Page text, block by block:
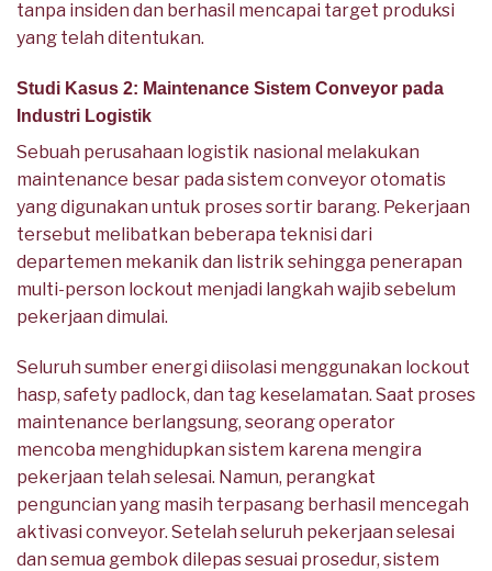
tanpa insiden dan berhasil mencapai target produksi
yang telah ditentukan.
Studi Kasus 2: Maintenance Sistem Conveyor pada
Industri Logistik
Sebuah perusahaan logistik nasional melakukan
maintenance besar pada sistem conveyor otomatis
yang digunakan untuk proses sortir barang. Pekerjaan
tersebut melibatkan beberapa teknisi dari
departemen mekanik dan listrik sehingga penerapan
multi-person lockout menjadi langkah wajib sebelum
pekerjaan dimulai.
Seluruh sumber energi diisolasi menggunakan lockout
hasp, safety padlock, dan tag keselamatan. Saat proses
maintenance berlangsung, seorang operator
mencoba menghidupkan sistem karena mengira
pekerjaan telah selesai. Namun, perangkat
penguncian yang masih terpasang berhasil mencegah
aktivasi conveyor. Setelah seluruh pekerjaan selesai
dan semua gembok dilepas sesuai prosedur, sistem